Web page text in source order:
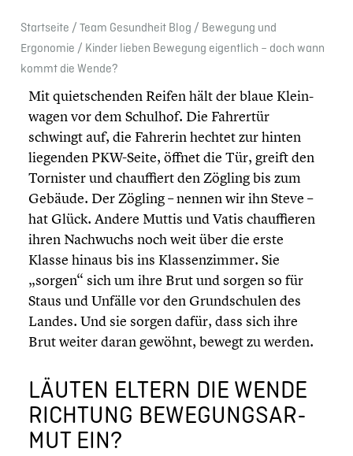
Start­seite / Team Gesund­heit Blog / Bewegung und
Ergonomie / Kinder lieben Bewegung eigent­lich – doch wann
kommt die Wende?
Mit quiet­schen­den Reifen hält der blaue Klein­
wa­gen vor dem Schulhof. Die Fahrertür
schwingt auf, die Fahrerin hechtet zur hinten
liegenden PKW-Seite, öffnet die Tür, greift den
Tornister und chauf­fiert den Zögling bis zum
Gebäude. Der Zögling – nennen wir ihn Steve –
hat Glück. Andere Muttis und Vatis chauf­fie­ren
ihren Nachwuchs noch weit über die erste
Klasse hinaus bis ins Klassen­zim­mer. Sie
„sorgen“ sich um ihre Brut und sorgen so für
Staus und Unfälle vor den Grund­schu­len des
Landes. Und sie sorgen dafür, dass sich ihre
Brut weiter daran gewöhnt, bewegt zu werden.
LÄUTEN ELTERN DIE WENDE
RICHTUNG BEWEGUNGS­AR­
MUT EIN?